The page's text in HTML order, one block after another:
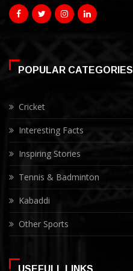
POPULAR CATEGORIES
Cricket
Interesting Facts
Inspiring Stories
Tennis & Badminton
Kabaddi
Other Sports